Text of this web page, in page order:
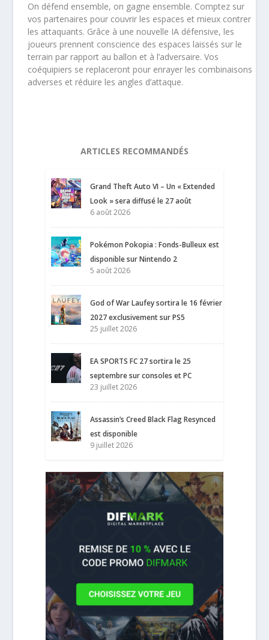
On défend ensemble, on gagne ensemble. Comptez sur
vos partenaires pour couvrir les espaces et mieux contrer
les attaquants. Grâce à une nouvelle IA défensive, les
joueurs prennent conscience des espaces laissés sur le
terrain par rapport au ballon et à l’adversaire. Vos
coéquipiers se replaceront pour enrayer les combinaisons
adverses et réduire les angles d’attaque.
ARTICLES RECOMMANDÉS
Grand Theft Auto VI – Un « Extended
Look » sera diffusé le 27 août
6 août 2026
Pokémon Pokopia : Fonds-Bulleux est
disponible sur Nintendo 2
5 août 2026
God of War Laufey sortira le 16 février
2027 exclusivement sur PS5
25 juillet 2026
EA SPORTS FC 27 sortira le 25
septembre sur consoles et PC
23 juillet 2026
Assassin’s Creed Black Flag Resynced
est disponible
9 juillet 2026